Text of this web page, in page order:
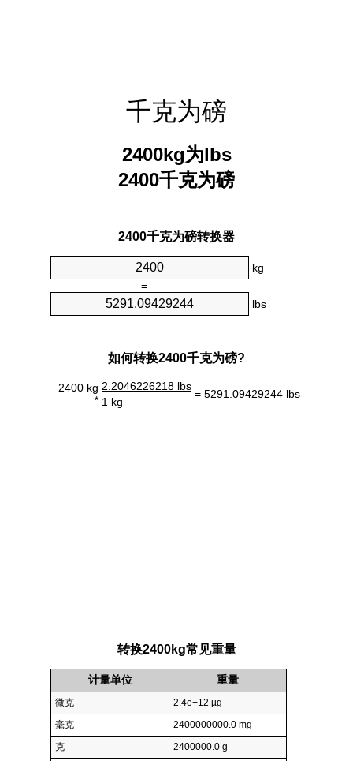
千克为磅
2400kg为lbs
2400千克为磅
2400千克为磅转换器
kg
=
lbs
如何转换2400千克为磅?
2400 kg
*
2.2046226218 lbs
= 5291.09429244 lbs
1 kg
转换2400kg常见重量
计量单位 重量
微克
2.4e+12 µg
毫克
2400000000.0 mg
克
2400000.0 g